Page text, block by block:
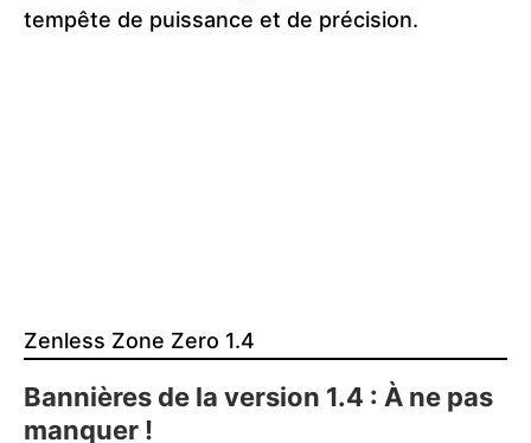
tempête de puissance et de précision.
Zenless Zone Zero 1.4
Bannières de la version 1.4 : À ne pas
manquer !